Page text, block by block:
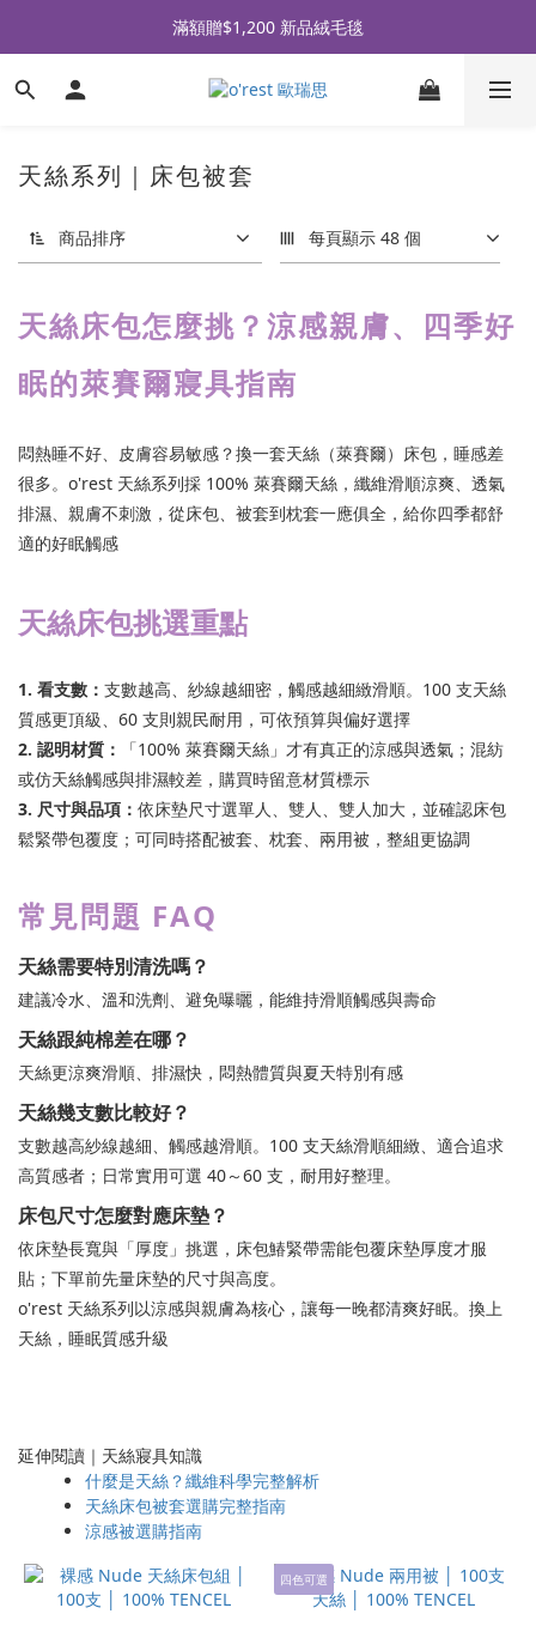
全品牌滿 $990免運｜會員買即贈〈 購物金 〉
滿額贈$1,200 新品絨毛毯
全品牌滿 $990免運｜會員買即贈〈 購物金 〉
天絲系列｜床包被套
商品排序 每頁顯示 48 個
天絲床包怎麼挑？涼感親膚、四季好
眠的萊賽爾寢具指南
悶熱睡不好、皮膚容易敏感？換一套天絲（萊賽爾）床包，睡感差
很多。o'rest 天絲系列採 100% 萊賽爾天絲，纖維滑順涼爽、透氣
排濕、親膚不刺激，從床包、被套到枕套一應俱全，給你四季都舒
適的好眠觸感
天絲床包挑選重點
1. 看支數： 支數越高、紗線越細密，觸感越細緻滑順。100 支天絲
質感更頂級、60 支則親民耐用，可依預算與偏好選擇
2. 認明材質：
「100% 萊賽爾天絲」才有真正的涼感與透氣；混紡
或仿天絲觸感與排濕較差，購買時留意材質標示
3. 尺寸與品項： 依床墊尺寸選單人、雙人、雙人加大，並確認床包
鬆緊帶包覆度；可同時搭配被套、枕套、兩用被，整組更協調
常見問題 FAQ
天絲需要特別清洗嗎？
建議冷水、溫和洗劑、避免曝曬，能維持滑順觸感與壽命
天絲跟純棉差在哪？
天絲更涼爽滑順、排濕快，悶熱體質與夏天特別有感
天絲幾支數比較好？
支數越高紗線越細、觸感越滑順。100 支天絲滑順細緻、適合追求
高質感者；日常實用可選 40～60 支，耐用好整理。
床包尺寸怎麼對應床墊？
依床墊長寬與「厚度」挑選，床包鰆緊帶需能包覆床墊厚度才服
貼；下單前先量床墊的尺寸與高度。
o'rest 天絲系列以涼感與親膚為核心，讓每一晚都清爽好眠。換上
天絲，睡眠質感升級
延伸閱讀｜天絲寢具知識
什麼是天絲？纖維科學完整解析
天絲床包被套選購完整指南
涼感被選購指南
四色可選